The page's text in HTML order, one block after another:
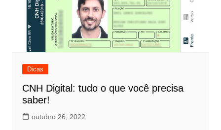
Dicas
CNH Digital: tudo o que você precisa
saber!
outubro 26, 2022